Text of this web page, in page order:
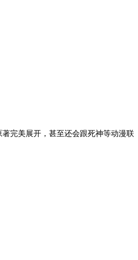
完美展开，甚至还会跟死神等动漫联